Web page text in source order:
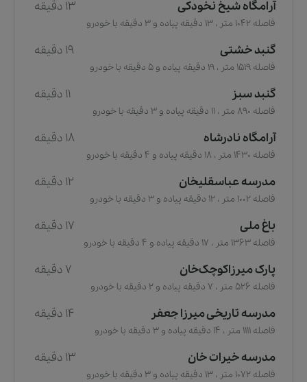
آرامگاه شیخ نخودکی 13 دقیقه
فاصله 1042 متر ، 13 دقیقه پیاده و 3 دقیقه با خودرو
گنبد خشتی 19 دقیقه
فاصله 1519 متر ، 19 دقیقه پیاده و 5 دقیقه با خودرو
گنبد سبز 11 دقیقه
فاصله 890 متر ، 11 دقیقه پیاده و 3 دقیقه با خودرو
آرامگاه نادرشاه 18 دقیقه
فاصله 1430 متر ، 18 دقیقه پیاده و 4 دقیقه با خودرو
مدرسه عباسقلیخان 12 دقیقه
فاصله 1002 متر ، 12 دقیقه پیاده و 3 دقیقه با خودرو
باغ ملی 17 دقیقه
فاصله 1363 متر ، 17 دقیقه پیاده و 4 دقیقه با خودرو
پارک میرزاکوچک‌خان 7 دقیقه
فاصله 526 متر ، 7 دقیقه پیاده و 2 دقیقه با خودرو
مدرسه تاریخی میرزا جعفر 14 دقیقه
فاصله 1111 متر ، 14 دقیقه پیاده و 3 دقیقه با خودرو
مدرسه خیرات خان 13 دقیقه
فاصله 1072 متر ، 13 دقیقه پیاده و 3 دقیقه با خودرو